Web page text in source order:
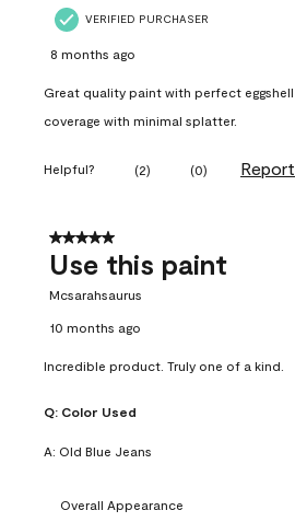
VERIFIED PURCHASER
8 months ago
Great quality paint with perfect
coverage with minimal splatter.
Helpful? (2) (0) Report
5 out of 5 stars.
Use this paint
Mcsarahsaurus
10 months ago
Incredible product. Truly one of a kind.
Q: Color Used
A: Old Blue Jeans
Overall Appearance